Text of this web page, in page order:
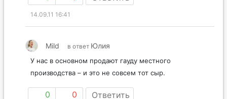
0 0 Ответить
14.09.11 16:41
У нас в основном продают гауду местного